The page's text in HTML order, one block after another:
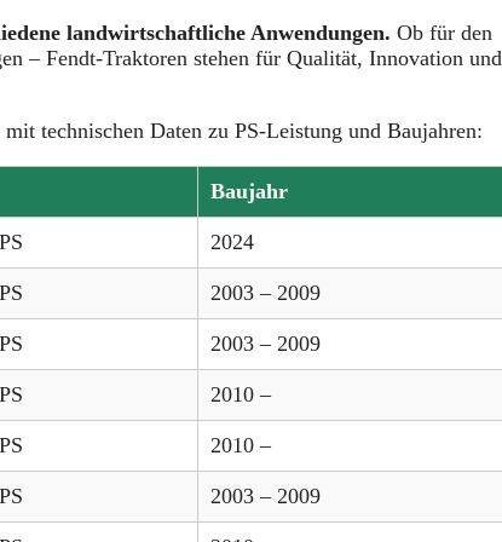
landwirtschaftliche Anwendungen. Ob für den
– Fendt-Traktoren stehen für Qualität, Innovation und
mit technischen Daten zu PS-Leistung und Baujahren:
Baujahr
2024
2003 – 2009
2003 – 2009
2010 –
2010 –
2003 – 2009